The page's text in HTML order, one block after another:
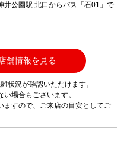
公園駅 北口からバス「石01」で
舗情報を見る
状況が確認いただけます。
場合もございます。
すので、ご来店の目安としてご